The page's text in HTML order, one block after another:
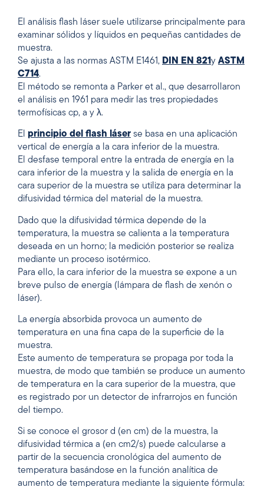
El análisis flash láser suele utilizarse principalmente para
examinar sólidos y líquidos en pequeñas cantidades de
muestra.
Se ajusta a las normas ASTM E1461, DIN EN 821y ASTM
C714.
El método se remonta a Parker et al., que desarrollaron
el análisis en 1961 para medir las tres propiedades
termofísicas cp, a y λ.
El principio del flash láser se basa en una aplicación
vertical de energía a la cara inferior de la muestra.
El desfase temporal entre la entrada de energía en la
cara inferior de la muestra y la salida de energía en la
cara superior de la muestra se utiliza para determinar la
difusividad térmica del material de la muestra.
Dado que la difusividad térmica depende de la
temperatura, la muestra se calienta a la temperatura
deseada en un horno; la medición posterior se realiza
mediante un proceso isotérmico.
Para ello, la cara inferior de la muestra se expone a un
breve pulso de energía (lámpara de flash de xenón o
láser).
La energía absorbida provoca un aumento de
temperatura en una fina capa de la superficie de la
muestra.
Este aumento de temperatura se propaga por toda la
muestra, de modo que también se produce un aumento
de temperatura en la cara superior de la muestra, que
es registrado por un detector de infrarrojos en función
del tiempo.
Si se conoce el grosor d (en cm) de la muestra, la
difusividad térmica a (en cm2/s) puede calcularse a
partir de la secuencia cronológica del aumento de
temperatura basándose en la función analítica de
aumento de temperatura mediante la siguiente fórmula: